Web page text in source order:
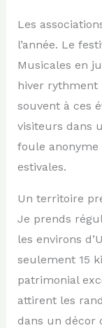
Les
l’année. Le
Musicales en
hiver rythment
souvent à ces
visiteurs dans
foule anonyme
estivales.
Un territoire
Je prends
les environs
seulement 15
patrimonial
attirent les
dans un décor